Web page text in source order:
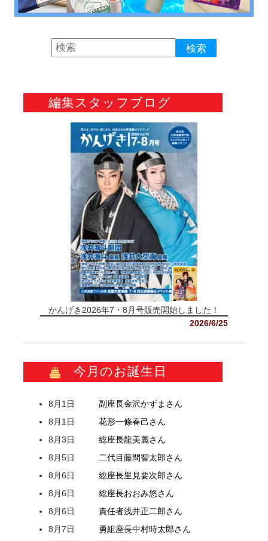
編集スタッフブログ
かんげき2026年7・8月号販売開始しました！
2026/6/25
今月のお誕生日
8月1日 副座長金沢かずま さん
8月1日
花形一條春己さん
8月3日
総座長龍美麗さん
8月5日
二代目藤間智太郎さん
8月6日
総座長里見要次郎さん
8月6日
総座長おおみ悠さん
8月6日
責任者浅井正二郎さん
8月7日
勇組座長中村時太郎さん